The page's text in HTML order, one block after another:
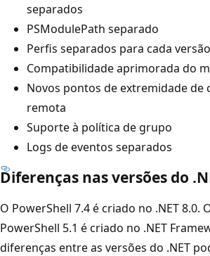
separados
PSModulePath separado
Perfis separados para cada versão
Compatibilidade aprimorada do
Novos pontos de extremidade de
remota
Suporte à política de grupo
Logs de eventos separados
Diferenças nas versões do
O PowerShell 7.4 é criado no .NET 8.0.
PowerShell 5.1 é criado no .NET
diferenças entre as versões do .NET